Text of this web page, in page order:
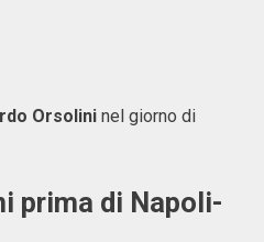
Orsolini nel giorno di
prima di Napoli-